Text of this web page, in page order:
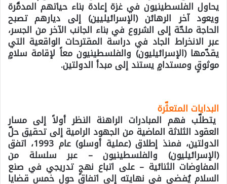
يحاول الفلسطينيون في غزة إعادة بناء حياتهم المدمَّرة
ويعود آخر الرهائن (الإسرائيليين) إلى ديارهم تصبح
الحاجة ملحّة إلى الشروع في بناء الجانب الآخر من الجسر،
عبر الانخراط الجاد في دراسة المقترحات الواقعية التي
يقدّمها (الإسرائيليون) والفلسطينيون معاً لإقامة سلامٍ
موثوقٍ ومستدامٍ يستند إلى مبدأ الدولتين.
البدايات المتعثّرة
يتطلّب فهم المبادرات الراهنة النظر أولاً إلى مسار
العقود الثلاثة الماضية من الجهود الرامية إلى تحقيق حلّ
الدولتين، فمنذ إطلاق (عملية أوسلو) عام 1993، اتفق
(الإسرائيليون) والفلسطينيون – عبر سلسلة من
المفاوضات الثنائية – على اتباع نهجٍ تدريجي في صنع
السلام يُفضي في نهايته إلى اتفاقٍ حول خمس قضايا